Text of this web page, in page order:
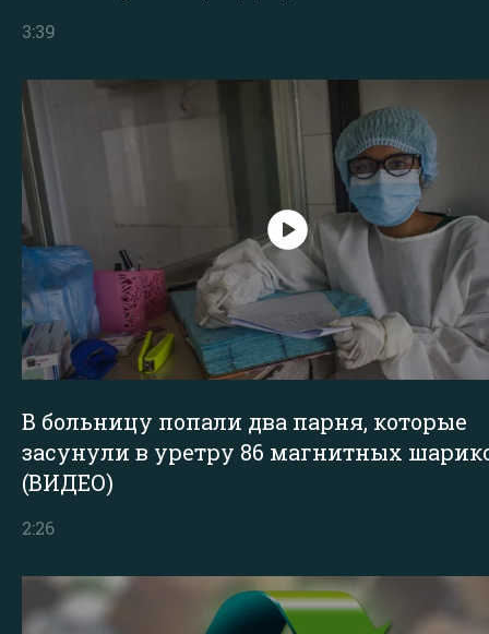
3:39
В больницу попали два парня, которые
засунули в уретру 86 магнитных
(ВИДЕО)
2:26